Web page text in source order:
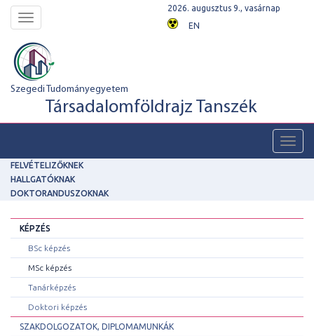
Toggle
navigation
2026. augusztus 9., vasárnap
EN
Szegedi Tudományegyetem
Társadalomföldrajz Tanszék
FELVÉTELIZŐKNEK
HALLGATÓKNAK
DOKTORANDUSZOKNAK
KÉPZÉS
BSc képzés
MSc képzés
Tanárképzés
Doktori képzés
SZAKDOLGOZATOK, DIPLOMAMUNKÁK